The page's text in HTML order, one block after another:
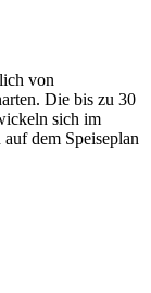
von
Die bis zu 30
sich im
dem Speiseplan